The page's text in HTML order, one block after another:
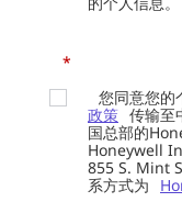
*
您同意您的
政策 传输至
国总部的
Honeywell
855 S. Mint
系方式为